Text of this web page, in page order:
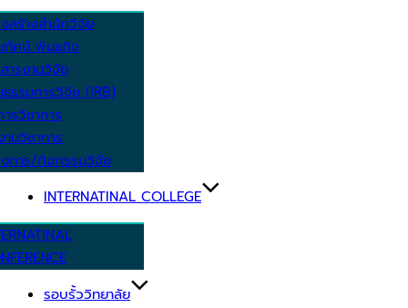
สร้างสำนักวิจัย
ทัศน์ พันธกิจ
ารงานวิจัย
รรมการวิจัย (IRB)
รวิชาการ
นวิชาการ
งการ/กิจกรรมวิจัย
INTERNATINAL COLLEGE
รอบรั้ววิทยาลัย